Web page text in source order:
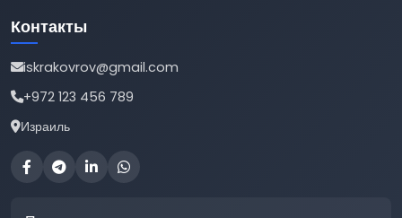
Контакты
iskrakovrov@gmail.com
+972 123 456 789
Израиль